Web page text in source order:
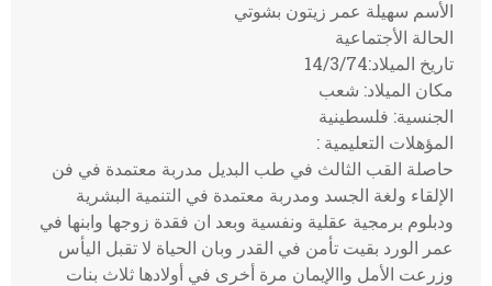
الأسم سهيلة عمر زيتون بشوتي
الحالة الأجتماعية
تاريخ الميلاد:14/3/74
مكان الميلاد: شعب
الجنسية: فلسطينية
المؤهلات التعليمية :
حاصلة القب الثالث في طب البديل مدربة معتمدة في فن
الإلقاء ولغة الجسد ومدربة معتمدة في التنمية البشرية
ودبلوم برمجية عقلية ونفسية وبعد ان فقدة زوجها وابنها في
عمر الورد بقيت تأمن في القدر وبان الحياة لا تقبل اليأس
وزرعت الأمل واالإيمان مرة أخرى في أولادها ثلاث بنات